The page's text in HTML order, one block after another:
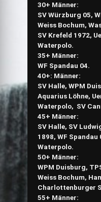
30+ Männer:
SV Würzburg 05,
Weiss Bochum,
SV Krefeld 1972,
Waterpolo.
35+ Männer:
WF Spandau 04.
40+: Männer:
SV Halle, WPM
Aquarius Löhne,
Waterpolo, SV
45+ Männer:
SV Halle, SV
1898, WF
Waterpolo.
50+ Männer:
WPM Duisburg,
Weiss Bochum,
Charlottenburger
55+ Männer: